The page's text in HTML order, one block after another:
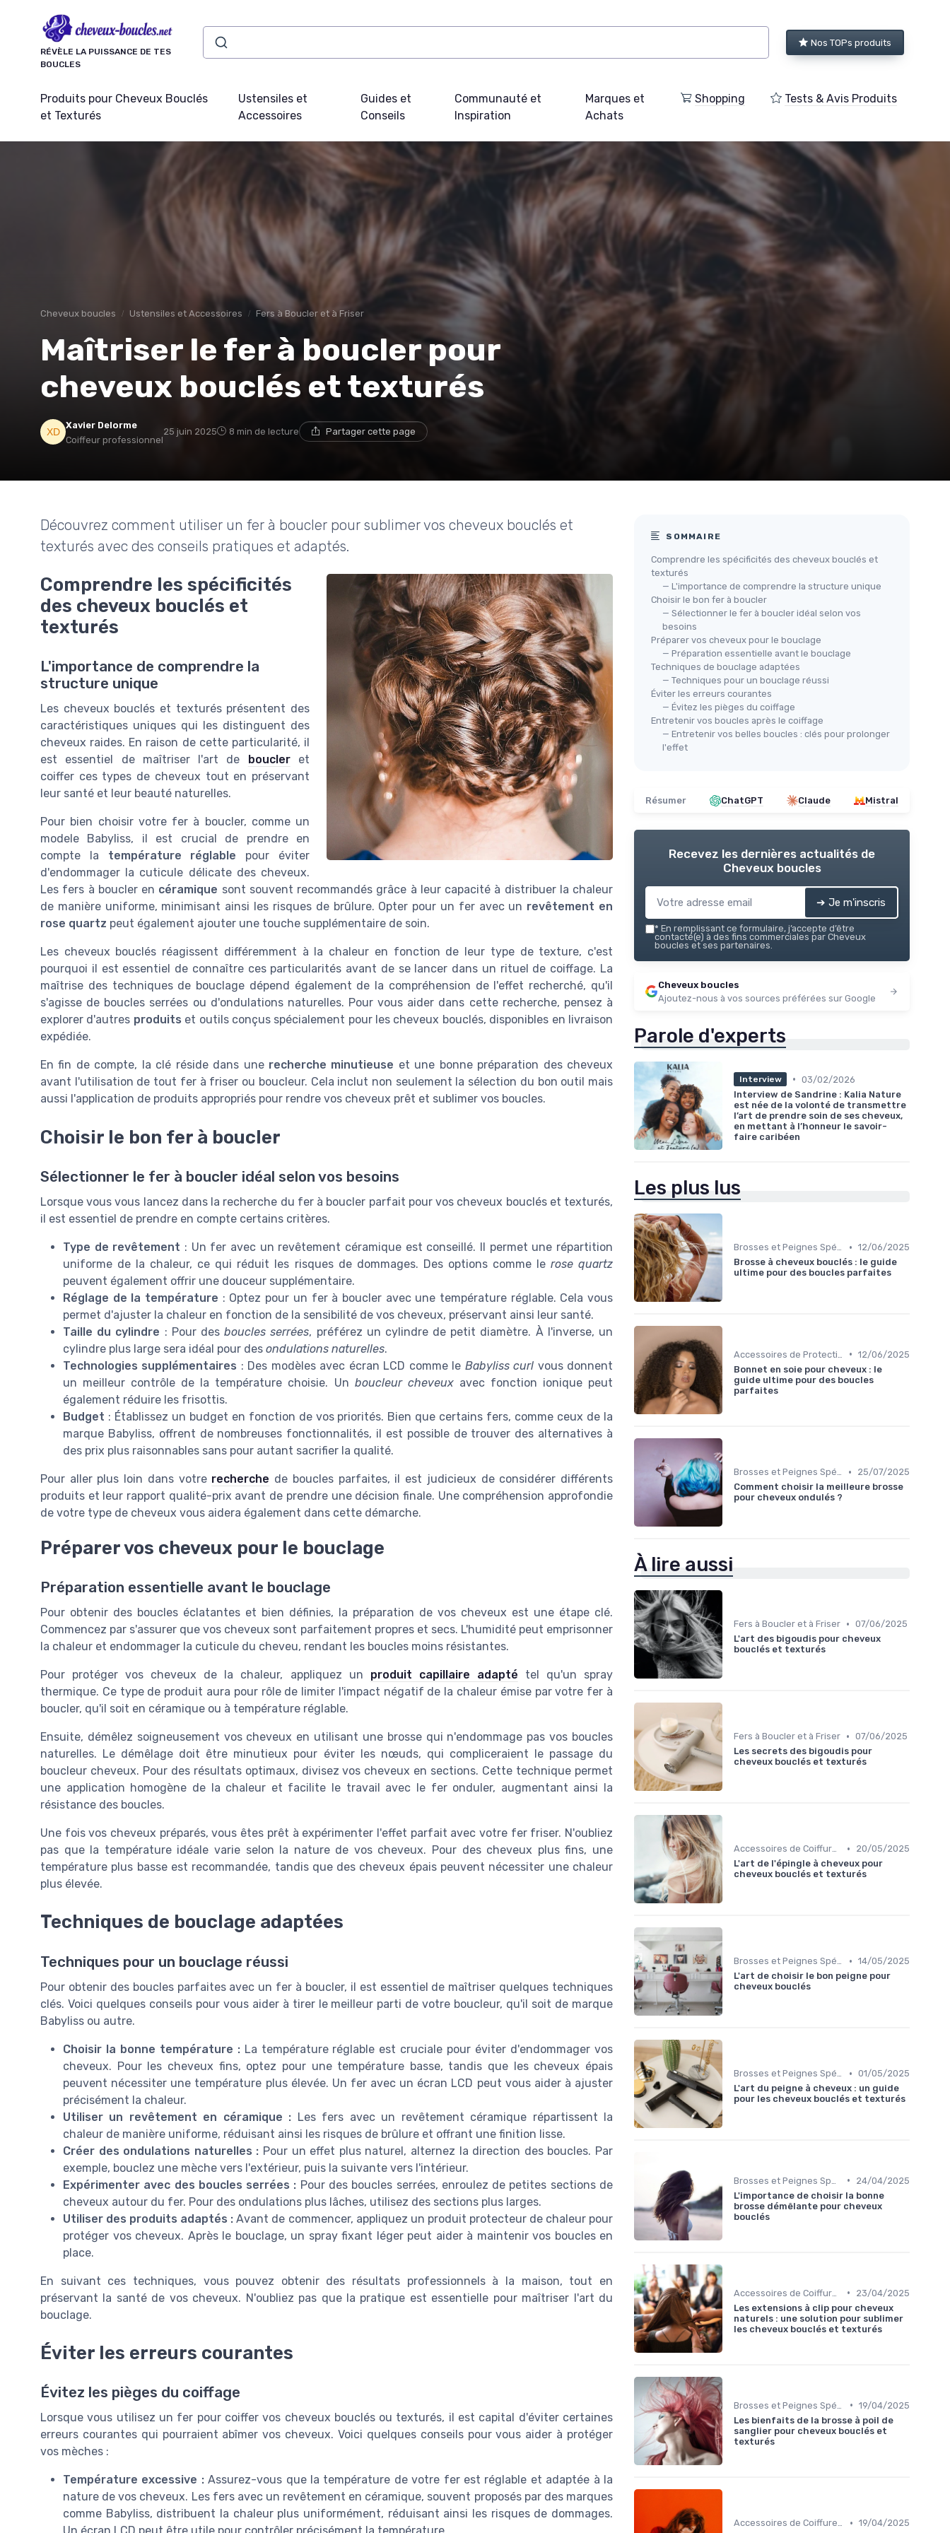
RÉVÈLE LA PUISSANCE DE TES
BOUCLES
Nos TOPs produits
Produits pour Cheveux Bouclés
et Texturés
Ustensiles et
Accessoires
Guides et
Conseils
Communauté et
Inspiration
Marques et
Achats
Shopping Tests & Avis Produits
Cheveux boucles Ustensiles et Accessoires Fers à Boucler et à Friser
Maîtriser le fer à boucler pour
cheveux bouclés et texturés
Xavier Delorme
Coiffeur professionnel
25 juin 2025 8 min de lecture Partager cette page
Découvrez comment utiliser un fer à boucler pour sublimer vos cheveux bouclés et
texturés avec des conseils pratiques et adaptés.
Comprendre les spécificités
des cheveux bouclés et
texturés
L'importance de comprendre la
structure unique
Les cheveux bouclés et texturés présentent des
caractéristiques uniques qui les distinguent des
cheveux raides. En raison de cette particularité, il
est essentiel de maîtriser l'art de
boucleret
coiffer ces types de cheveux tout en préservant
leur santé et leur beauté naturelles.
Pour bien choisir votre fer à boucler, comme un
modele Babyliss, il est crucial de prendre en
compte la température réglable pour éviter
d'endommager la cuticule délicate des cheveux.
Les fers à boucler en céramique sont souvent recommandés grâce à leur capacité à distribuer la chaleur
de manière uniforme, minimisant ainsi les risques de brûlure. Opter pour un fer avec un revêtement en
rose quartz peut également ajouter une touche supplémentaire de soin.
Les cheveux bouclés réagissent différemment à la chaleur en fonction de leur type de texture, c'est
pourquoi il est essentiel de connaître ces particularités avant de se lancer dans un rituel de coiffage. La
maîtrise des techniques de bouclage dépend également de la compréhension de l'effet recherché, qu'il
s'agisse de boucles serrées ou d'ondulations naturelles. Pour vous aider dans cette recherche, pensez à
explorer d'autres produits et outils conçus spécialement pour les cheveux bouclés, disponibles en livraison
expédiée.
En fin de compte, la clé réside dans une recherche minutieuse et une bonne préparation des cheveux
avant l'utilisation de tout fer à friser ou boucleur. Cela inclut non seulement la sélection du bon outil mais
aussi l'application de produits appropriés pour rendre vos cheveux prêt et sublimer vos boucles.
Choisir le bon fer à boucler
Sélectionner le fer à boucler idéal selon vos besoins
Lorsque vous vous lancez dans la recherche du fer à boucler parfait pour vos cheveux bouclés et texturés,
il est essentiel de prendre en compte certains critères.
Type de revêtement : Un fer avec un revêtement céramique est conseillé. Il permet une répartition
uniforme de la chaleur, ce qui réduit les risques de dommages. Des options comme le rose quartz
peuvent également offrir une douceur supplémentaire.
Réglage de la température : Optez pour un fer à boucler avec une température réglable. Cela vous
permet d'ajuster la chaleur en fonction de la sensibilité de vos cheveux, préservant ainsi leur santé.
Taille du cylindre : Pour desboucles serrées, préférez un cylindre de petit diamètre. À l'inverse, un
cylindre plus large sera idéal pour des ondulations naturelles.
Technologies supplémentaires : Des modèles avec écran LCD comme le Babyliss curl vous donnent
un meilleur contrôle de la température choisie. Un boucleur cheveuxavec fonction ionique peut
également réduire les frisottis.
Budget : Établissez un budget en fonction de vos priorités. Bien que certains fers, comme ceux de la
marque Babyliss, offrent de nombreuses fonctionnalités, il est possible de trouver des alternatives à
des prix plus raisonnables sans pour autant sacrifier la qualité.
Pour aller plus loin dans votre recherche de boucles parfaites, il est judicieux de considérer différents
produits et leur rapport qualité-prix avant de prendre une décision finale. Une compréhension approfondie
de votre type de cheveux vous aidera également dans cette démarche.
Préparer vos cheveux pour le bouclage
Préparation essentielle avant le bouclage
Pour obtenir des boucles éclatantes et bien définies, la préparation de vos cheveux est une étape clé.
Commencez par s'assurer que vos cheveux sont parfaitement propres et secs. L'humidité peut emprisonner
la chaleur et endommager la cuticule du cheveu, rendant les boucles moins résistantes.
Pour protéger vos cheveux de la chaleur, appliquez un produit capillaire adapté tel qu'un spray
thermique. Ce type de produit aura pour rôle de limiter l'impact négatif de la chaleur émise par votre fer à
boucler, qu'il soit en céramique ou à température réglable.
Ensuite, démêlez soigneusement vos cheveux en utilisant une brosse qui n'endommage pas vos boucles
naturelles. Le démêlage doit être minutieux pour éviter les nœuds, qui compliceraient le passage du
boucleur cheveux. Pour des résultats optimaux, divisez vos cheveux en sections. Cette technique permet
une application homogène de la chaleur et facilite le travail avec le fer onduler, augmentant ainsi la
résistance des boucles.
Une fois vos cheveux préparés, vous êtes prêt à expérimenter l'effet parfait avec votre fer friser. N'oubliez
pas que la température idéale varie selon la nature de vos cheveux. Pour des cheveux plus fins, une
température plus basse est recommandée, tandis que des cheveux épais peuvent nécessiter une chaleur
plus élevée.
Techniques de bouclage adaptées
Techniques pour un bouclage réussi
Pour obtenir des boucles parfaites avec un fer à boucler, il est essentiel de maîtriser quelques techniques
clés. Voici quelques conseils pour vous aider à tirer le meilleur parti de votre boucleur, qu'il soit de marque
Babyliss ou autre.
Choisir la bonne température :La température réglable est cruciale pour éviter d'endommager vos
cheveux. Pour les cheveux fins, optez pour une température basse, tandis que les cheveux épais
peuvent nécessiter une température plus élevée. Un fer avec un écran LCD peut vous aider à ajuster
précisément la chaleur.
Utiliser un revêtement en céramique : Les fers avec un revêtement céramique répartissent la
chaleur de manière uniforme, réduisant ainsi les risques de brûlure et offrant une finition lisse.
Créer des ondulations naturelles : Pour un effet plus naturel, alternez la direction des boucles. Par
exemple, bouclez une mèche vers l'extérieur, puis la suivante vers l'intérieur.
Expérimenter avec des boucles serrées : Pour des boucles serrées, enroulez de petites sections de
cheveux autour du fer. Pour des ondulations plus lâches, utilisez des sections plus larges.
Utiliser des produits adaptés : Avant de commencer, appliquez un produit protecteur de chaleur pour
protéger vos cheveux. Après le bouclage, un spray fixant léger peut aider à maintenir vos boucles en
place.
En suivant ces techniques, vous pouvez obtenir des résultats professionnels à la maison, tout en
préservant la santé de vos cheveux. N'oubliez pas que la pratique est essentielle pour maîtriser l'art du
bouclage.
Éviter les erreurs courantes
Évitez les pièges du coiffage
Lorsque vous utilisez un fer pour coiffer vos cheveux bouclés ou texturés, il est capital d'éviter certaines
erreurs courantes qui pourraient abîmer vos cheveux. Voici quelques conseils pour vous aider à protéger
vos mèches :
Température excessive :Assurez-vous que la température de votre fer est réglable et adaptée à la
nature de vos cheveux. Les fers avec un revêtement en céramique, souvent proposés par des marques
comme Babyliss, distribuent la chaleur plus uniformément, réduisant ainsi les risques de dommages.
SOMMAIRE
Comprendre les spécificités des cheveux bouclés et
texturés
— L'importance de comprendre la structure unique
Choisir le bon fer à boucler
— Sélectionner le fer à boucler idéal selon vos
besoins
Préparer vos cheveux pour le bouclage
— Préparation essentielle avant le bouclage
Techniques de bouclage adaptées
— Techniques pour un bouclage réussi
Éviter les erreurs courantes
— Évitez les pièges du coiffage
Entretenir vos boucles après le coiffage
— Entretenir vos belles boucles : clés pour prolonger
l'effet
Résumer ChatGPT Claude Mistral
Recevez les dernières actualités de
Cheveux boucles
➔ Je m'inscris
* En remplissant ce formulaire, j’accepte d’être
contacté(e) à des fins commerciales par Cheveux
boucles et ses partenaires.
Cheveux boucles
Ajoutez-nous à vos sources préférées sur Google
Parole d'experts
Interview • 03/02/2026
Interview de Sandrine : Kalia Nature
est née de la volonté de transmettre
l’art de prendre soin de ses cheveux,
en mettant à l’honneur le savoir-
faire caribéen
Les plus lus
Brosses et Peignes Spéciaux • 12/06/2025
Brosse à cheveux bouclés : le guide
ultime pour des boucles parfaites
• 12/06/2025
Bonnet en soie pour cheveux : le
guide ultime pour des boucles
parfaites
Brosses et Peignes Spéciaux •
25/07/2025
Comment choisir la meilleure brosse
pour cheveux ondulés ?
À lire aussi
Fers à Boucler et à Friser • 07/06/2025
L'art des bigoudis pour cheveux
bouclés et texturés
Fers à Boucler et à Friser • 07/06/2025
Les secrets des bigoudis pour
cheveux bouclés et texturés
Accessoires de Coiffure pour Cheveux Texturés •
20/05/2025
L'art de l'épingle à cheveux pour
cheveux bouclés et texturés
Brosses et Peignes Spéciaux • 14/05/2025
L'art de choisir le bon peigne pour
cheveux bouclés
Brosses et Peignes Spéciaux • 01/05/2025
L'art du peigne à cheveux : un guide
pour les cheveux bouclés et texturés
•
24/04/2025
L'importance de choisir la bonne
brosse démêlante pour cheveux
bouclés
•
23/04/2025
Les extensions à clip pour cheveux
naturels : une solution pour sublimer
les cheveux bouclés et texturés
• 19/04/2025
Les bienfaits de la brosse à poil de
sanglier pour cheveux bouclés et
texturés
Accessoires de Coiffure pour Cheveux Texturés • 19/04/2025